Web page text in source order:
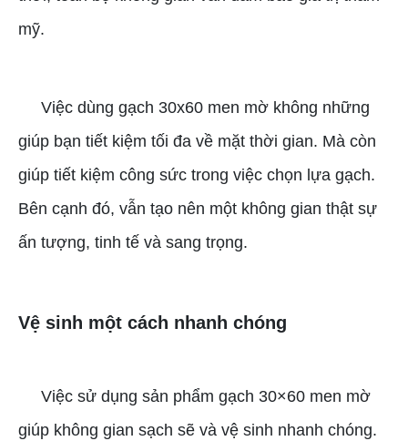
mỹ.
Việc dùng gạch 30x60 men mờ không những
giúp bạn tiết kiệm tối đa về mặt thời gian. Mà còn
giúp tiết kiệm công sức trong việc chọn lựa gạch.
Bên cạnh đó, vẫn tạo nên một không gian thật sự
ấn tượng, tinh tế và sang trọng.
Vệ sinh một cách nhanh chóng
Việc sử dụng sản phẩm gạch 30×60 men mờ
giúp không gian sạch sẽ và vệ sinh nhanh chóng.